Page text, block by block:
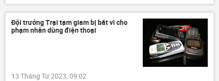
vi phạm
Xã hội mạng xã hội
Đội trưởng Trại tạm giam bị bắt vì cho
phạm nhân dùng điện thoại
13 Tháng Tư 2023, 09:02